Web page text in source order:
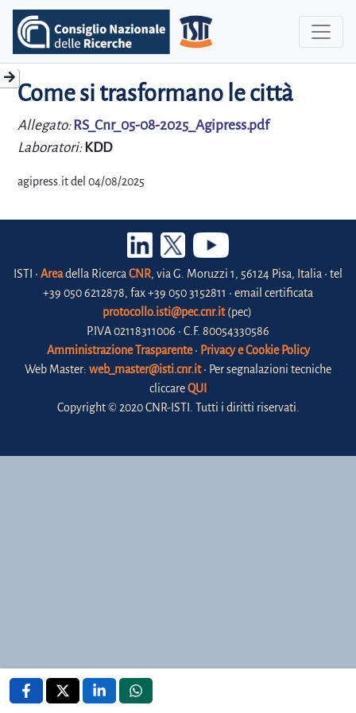
Come si trasformano le città
Allegato: RS_Cnr_05-08-2025_Agipress.pdf
Laboratori: KDD
agipress.it del 04/08/2025
ISTI • Areadella Ricerca CNR, via G. Moruzzi 1, 56124 Pisa, Italia • tel
+39 050 6212878, fax +39 050 3152811 • email certificata
protocollo.isti@pec.cnr.it(pec)
P.IVA 02118311006 • C.F. 80054330586
Amministrazione Trasparente• Privacy e Cookie Policy
Web Master: web_master@isti.cnr.it• Per segnalazioni tecniche
cliccareQUI
Copyright © 2020 CNR-ISTI. Tutti i diritti riservati.